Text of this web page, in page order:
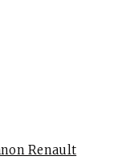
Renault